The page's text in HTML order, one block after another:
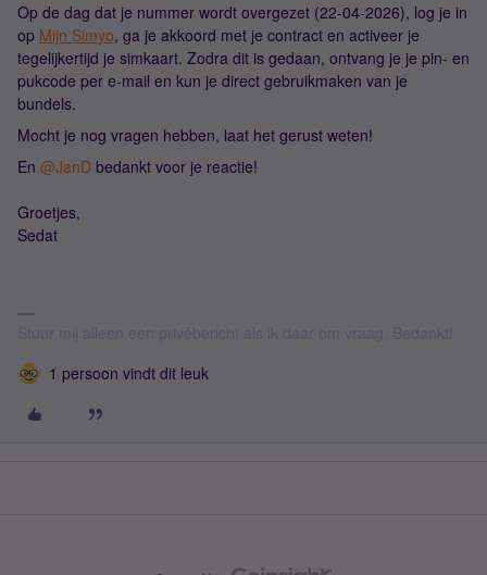
Op de dag dat je nummer wordt overgezet (22-04-2026), log je in
op Mijn Simyo, ga je akkoord met je contract en activeer je
tegelijkertijd je simkaart. Zodra dit is gedaan, ontvang je je pin- en
pukcode per e-mail en kun je direct gebruikmaken van je
bundels.
Mocht je nog vragen hebben, laat het gerust weten!
En ​ @JanD bedankt voor je reactie!
Groetjes,
Sedat
1 persoon vindt dit leuk